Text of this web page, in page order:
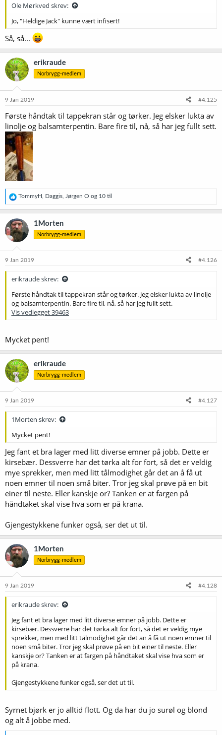
Ole Mørkved skrev:
Jo, "Heldige Jack" kunne vært infisert!
Så, så...
erikraude
Norbrygg-medlem
9 Jan 2019 #4.125
Første håndtak til tappekran står og tørker. Jeg elsker lukta av
linolje og balsamterpentin. Bare fire til, nå, så har jeg fullt sett.
R
e
a
k
s
j
o
e
TommyH Daggis Jørgen O og 10 til
1Morten
Norbrygg-medlem
9 Jan 2019 #4.126
erikraude skrev:
Første håndtak til tappekran står og tørker. Jeg elsker lukta av linolje
og balsamterpentin. Bare fire til, nå, så har jeg fullt sett.
Vis vedlegget 39463
Mycket pent!
erikraude
Norbrygg-medlem
9 Jan 2019 #4.127
1Morten skrev:
Mycket pent!
Jeg fant et bra lager med litt diverse emner på jobb. Dette er
kirsebær. Dessverre har det tørka alt for fort, så det er veldig
mye sprekker, men med litt tålmodighet går det an å få ut
noen emner til noen små biter. Tror jeg skal prøve på en bit
einer til neste. Eller kanskje or? Tanken er at fargen på
håndtaket skal vise hva som er på krana.
Gjengestykkene funker også, ser det ut til.
1Morten
Norbrygg-medlem
9 Jan 2019 #4.128
erikraude skrev:
Jeg fant et bra lager med litt diverse emner på jobb. Dette er
kirsebær. Dessverre har det tørka alt for fort, så det er veldig mye
sprekker, men med litt tålmodighet går det an å få ut noen emner til
noen små biter. Tror jeg skal prøve på en bit einer til neste. Eller
kanskje or? Tanken er at fargen på håndtaket skal vise hva som er
på krana.
Gjengestykkene funker også, ser det ut til.
Syrnet bjørk er jo alltid flott. Og da har du jo surøl og blond
og alt å jobbe med.